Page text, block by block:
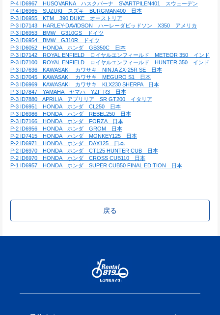
P-4 ID6967　HUSQVARNA　ハスクバーナ　SVARTPILEN401　スウェーデン
P-4 ID6965　SUZUKI　スズキ　BURGMAN400　日本
P-3 ID6955　KTM　390 DUKE　オーストリア
P-3 ID7143　HARLEY-DAVIDSON　ハーレーダビッドソン　X350　アメリカ
P-3 ID6953　BMW　G310GS　ドイツ
P-3 ID6954　BMW　G310R　ドイツ
P-3 ID6052　HONDA　ホンダ　GB350C　日本
P-3 ID7142　ROYAL ENFIELD　ロイヤルエンフィールド　METEOR 350　インド
P-3 ID7100　ROYAL ENFIELD　ロイヤルエンフィールド　HUNTER 350　インド
P-3 ID7636　KAWASAKI　カワサキ　NINJA ZX-25R SE　日本
P-3 ID7045　KAWASAKI　カワサキ　MEGURO S1　日本
P-3 ID6969　KAWASAKI　カワサキ　KLX230 SHERPA　日本
P-3 ID7847　YAMAHA　ヤマハ　YZF-R3　日本
P-3 ID7880　APRILIA　アプリリア　SR GT200　イタリア
P-3 ID6951　HONDA　ホンダ　CL250　日本
P-3 ID6986　HONDA　ホンダ　REBEL250　日本
P-3 ID7166　HONDA　ホンダ　FORZA　日本
P-2 ID6956　HONDA　ホンダ　GROM　日本
P-2 ID7415　HONDA　ホンダ　MONKEY125　日本
P-2 ID6971　HONDA　ホンダ　DAX125　日本
P-2 ID6970　HONDA　ホンダ　CT125 HUNTER CUB　日本
P-2 ID6970　HONDA　ホンダ　CROSS CUB110　日本
P-1 ID6957　HONDA　ホンダ　SUPER CUB50 FINAL EDITION　日本
戻る